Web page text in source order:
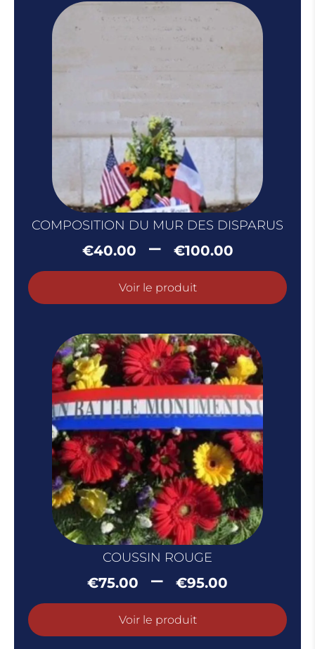
COMPOSITION DU MUR DES DISPARUS
€40.00 – €100.00Plage
de
prix :
Voir le produit
COUSSIN ROUGE
€75.00 – €95.00de
prix :
€75.00
Voir le produit